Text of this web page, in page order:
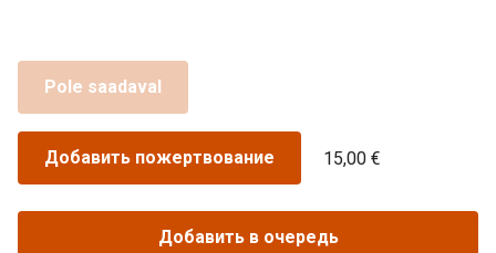
Pole saadaval
Добавить пожертвование 15,00 €
Добавить в очередь